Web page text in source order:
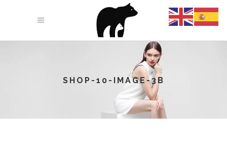
SHOP-10-IMAGE-3B